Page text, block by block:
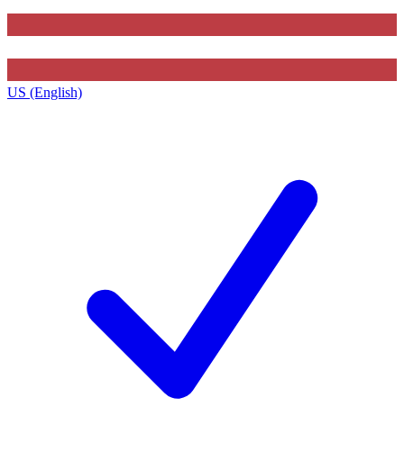
US (English)